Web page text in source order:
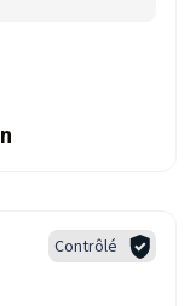
Contrôlé